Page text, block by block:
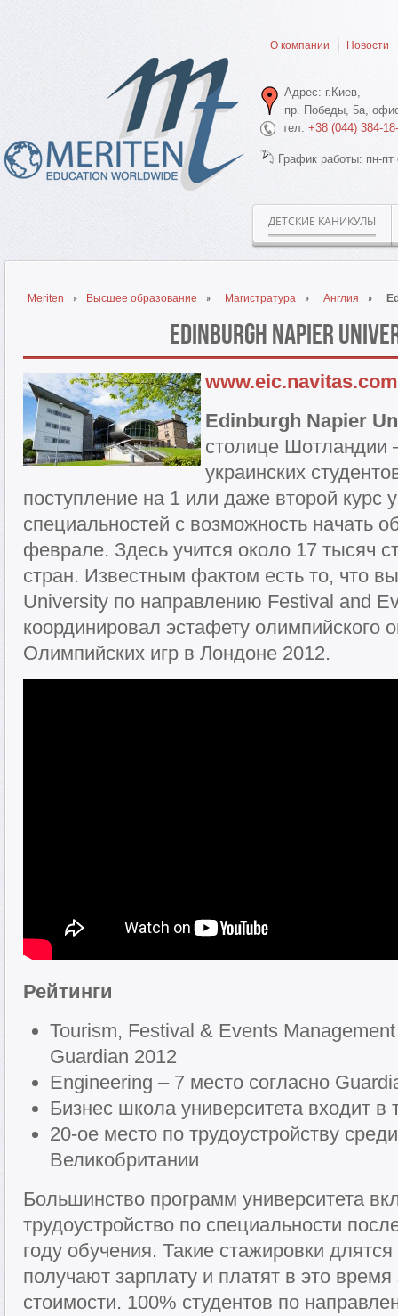
О компании Новости
Адрес: г.Киев,
пр. Победы, 5а,
тел. +38 (044) 384-
График работы: пн-
ДЕТСКИЕ КАНИКУЛЫ
Meriten Высшее образование Магистратура Англия
Edinburgh Napier
www.eic.navitas.com
Edinburgh Napier
столице Шотландии
украинских
поступление на 1 или даже второй курс
специальностей с возможность начать
феврале. Здесь учится около 17 тысяч
стран. Известным фактом есть то, что
University по направлению Festival and
координировал эстафету олимпийского
Олимпийских игр в Лондоне 2012.
Рейтинги
Tourism, Festival & Events
Guardian 2012
Engineering – 7 место согласно
Бизнес школа университета входит
20-ое место по трудоустройству
Великобритании
Большинство программ университета
трудоустройство по специальности
году обучения. Такие стажировки
получают зарплату и платят в это
стоимости. 100% студентов по